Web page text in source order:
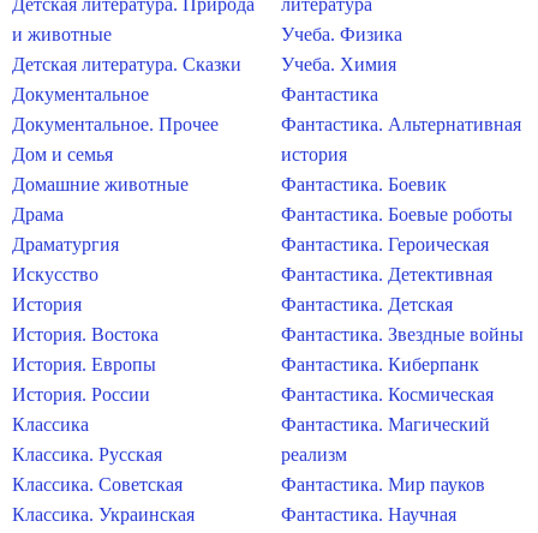
Детская литература. Природа
и животные
Детская литература. Сказки
Документальное
Документальное. Прочее
Дом и семья
Домашние животные
Драма
Драматургия
Искусство
История
История. Востока
История. Европы
История. России
Классика
Классика. Русская
Классика. Советская
Классика. Украинская
литература
Учеба. Физика
Учеба. Химия
Фантастика
Фантастика. Альтернативная
история
Фантастика. Боевик
Фантастика. Боевые роботы
Фантастика. Героическая
Фантастика. Детективная
Фантастика. Детская
Фантастика. Звездные войны
Фантастика. Киберпанк
Фантастика. Космическая
Фантастика. Магический
реализм
Фантастика. Мир пауков
Фантастика. Научная